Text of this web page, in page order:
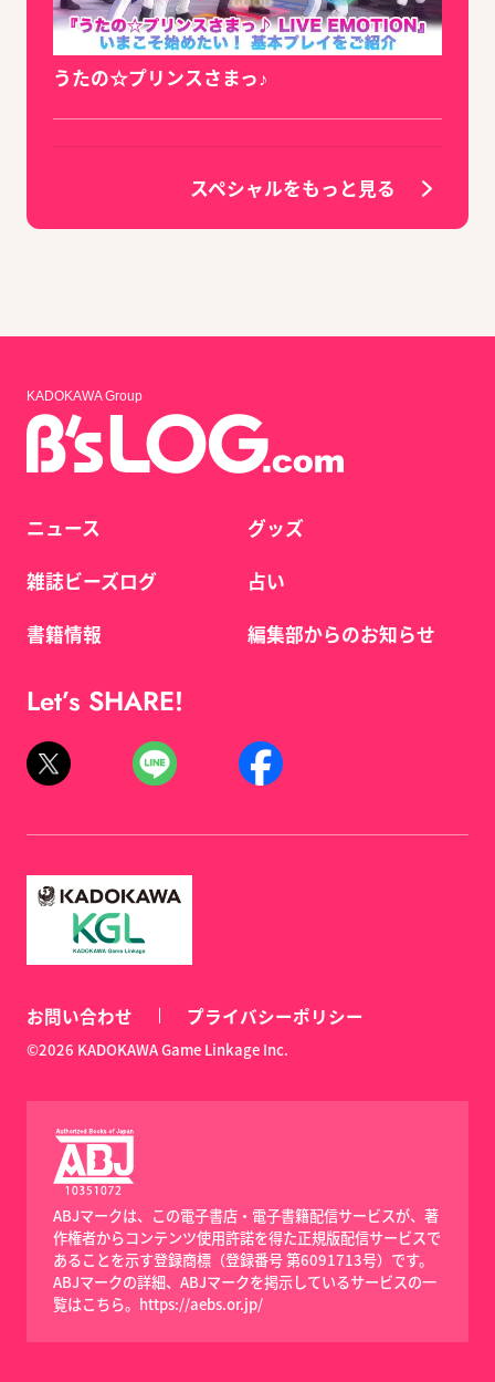
うたの☆プリンスさまっ♪
スペシャルをもっと見る
KADOKAWA Group
ニュース
雑誌ビーズログ
書籍情報
グッズ
占い
編集部からのお知らせ
Let’s SHARE!
お問い合わせ プライバシーポリシー
©2026 KADOKAWA Game Linkage Inc.
ABJマークは、この電子書店・電子書籍配信サービスが、著
作権者からコンテンツ使用許諾を得た正規版配信サービスで
あることを示す登録商標（登録番号 第6091713号）です。
ABJマークの詳細、ABJマークを掲示しているサービスの一
覧はこちら。 https://aebs.or.jp/